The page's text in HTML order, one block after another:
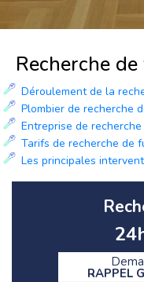
Recherche
Déroulement de la
Plombier de recherche
Entreprise de
Tarifs de recherche de
Les principales
RAPPEL